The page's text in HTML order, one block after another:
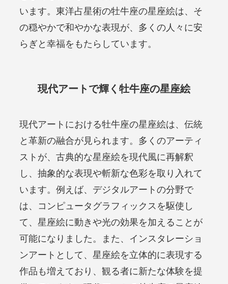
います。東洋占星術の牡牛座の星座絵は、そ
の穏やかで和やかな表現が、多くの人々に安
らぎと幸福をもたらしています。
現代アートで輝く牡牛座の星座絵
現代アートにおける牡牛座の星座絵は、伝統
と革新の融合が見られます。多くのアーティ
ストが、古典的な星座絵を現代風に再解釈
し、抽象的な表現や斬新な色彩を取り入れて
います。例えば、デジタルアートの分野で
は、コンピュータグラフィックスを駆使し
て、星座絵に動きや光の効果を加えることが
可能になりました。また、インスタレーショ
ンアートとして、星座絵を立体的に表現する
作品も増えており、観る者に新たな体験を提